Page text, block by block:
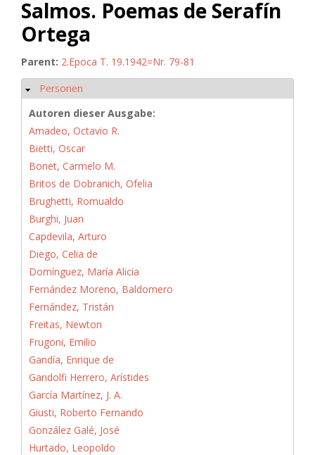
Salmos. Poemas de Serafín
Ortega
Parent: 2.Epoca T. 19.1942=Nr. 79-81
Hide
Personen
Autoren dieser Ausgabe:
Amadeo, Octavio R.
Bietti, Oscar
Bonet, Carmelo M.
Britos de Dobranich, Ofelia
Brughetti, Romualdo
Burghi, Juan
Capdevila, Arturo
Diego, Celia de
Domínguez, María Alicia
Fernández Moreno, Baldomero
Fernández, Tristán
Freitas, Newton
Frugoni, Emilio
Gandía, Enrique de
Gandolfi Herrero, Arístides
García Martínez, J. A.
Giusti, Roberto Fernando
González Galé, José
Hurtado, Leopoldo